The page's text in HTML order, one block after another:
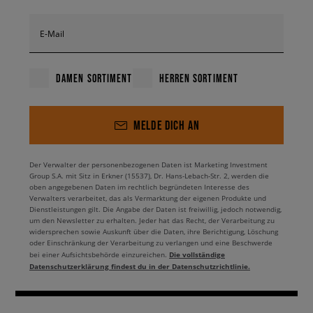
E-Mail
DAMEN SORTIMENT HERREN SORTIMENT
MELDE DICH AN
Der Verwalter der personenbezogenen Daten ist Marketing Investment
Group S.A. mit Sitz in Erkner (15537), Dr. Hans-Lebach-Str. 2, werden die
oben angegebenen Daten im rechtlich begründeten Interesse des
Verwalters verarbeitet, das als Vermarktung der eigenen Produkte und
Dienstleistungen gilt. Die Angabe der Daten ist freiwillig, jedoch notwendig,
um den Newsletter zu erhalten. Jeder hat das Recht, der Verarbeitung zu
widersprechen sowie Auskunft über die Daten, ihre Berichtigung, Löschung
oder Einschränkung der Verarbeitung zu verlangen und eine Beschwerde
bei einer Aufsichtsbehörde einzureichen. Die vollständige
Datenschutzerklärung findest du in der Datenschutzrichtlinie.